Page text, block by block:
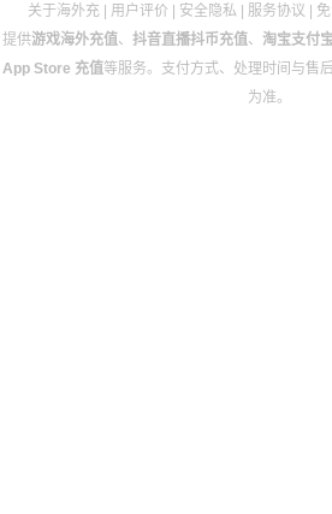
关于海外充 | 用户评价 | 安全隐私 | 服务协议 |
提供游戏海外充值、 抖音直播抖币充值、 淘宝支付
App Store 充值等服务。支付方式、处理时间与售
为准。